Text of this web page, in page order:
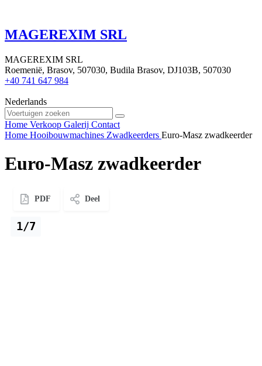
MAGEREXIM SRL
MAGEREXIM SRL
Roemenië, Brasov, 507030, Budila Brasov, DJ103B, 507030
+40 741 647 984
Nederlands
Home Verkoop Galerij Contact
Home Hooibouwmachines Zwadkeerders Euro-Masz zwadkeerder
Euro-Masz zwadkeerder
PDF Deel
1/7